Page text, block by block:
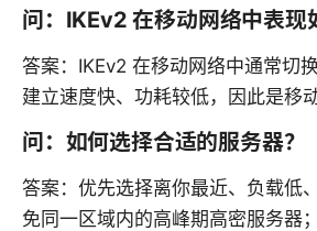
问：IKEv2 在移动网络中表现
答案：IKEv2 在移动网络中通常切
建立速度快、功耗较低，因此是移
问：如何选择合适的服务器？
答案：优先选择离你最近、负载低
免同一区域内的高峰期高密服务器